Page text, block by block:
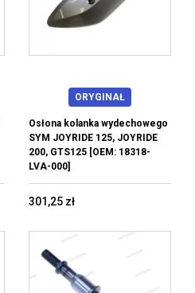
ORYGINAŁ
Osłona kolanka wydechowego
SYM JOYRIDE 125, JOYRIDE
200, GTS125 [OEM: 18318-
LVA-000]
301,25 zł